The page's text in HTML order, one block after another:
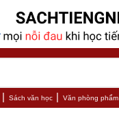
| Sách văn học | Văn phòng phẩm